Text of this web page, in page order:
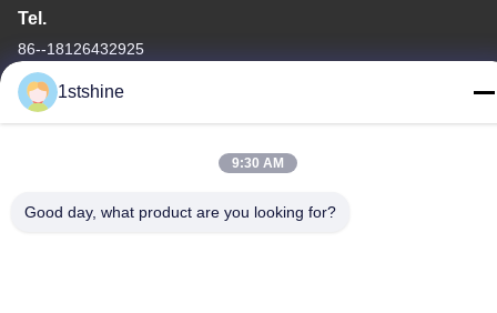
Tel.
86--18126432925
Chiny dobra jakość Zdalny wentylator sufitowy LED Dostawca.
1stshine
9:30 AM
Good day, what product are you looking for?